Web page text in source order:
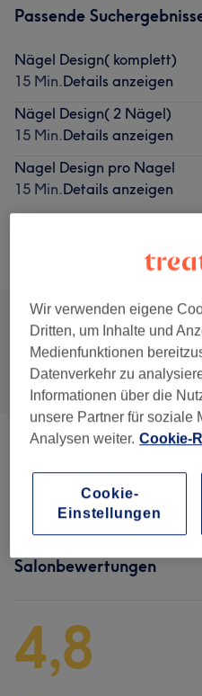
Passende
Nägel Design( komplett)
15 Min.Details anzeigen
Nägel Design( 2 Nägel)
15 Min.Details anzeigen
Nagel Design pro Nagel
15 Min.Details anzeigen
Maniküre &
(6)
Salonbewertungen
4,8
Wir verwenden eigene
Dritten, um Inhalte und
Medienfunktionen
Datenverkehr zu
Informationen über die
unsere Partner für soziale
Analysen weiter. Cookie-
Cookie-
Einstellungen